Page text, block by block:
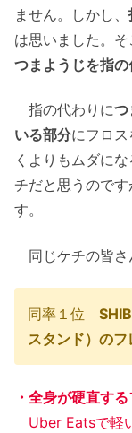
ません。しかし、
は思いました。そ
つまようじを指
指の代わりにつ
いる部分にフロ
くよりもムダに
チだと思うので
す。
同じケチの皆さ
同率１位
スタンド）の
・全身が硬直す
Uber Eatsで軽